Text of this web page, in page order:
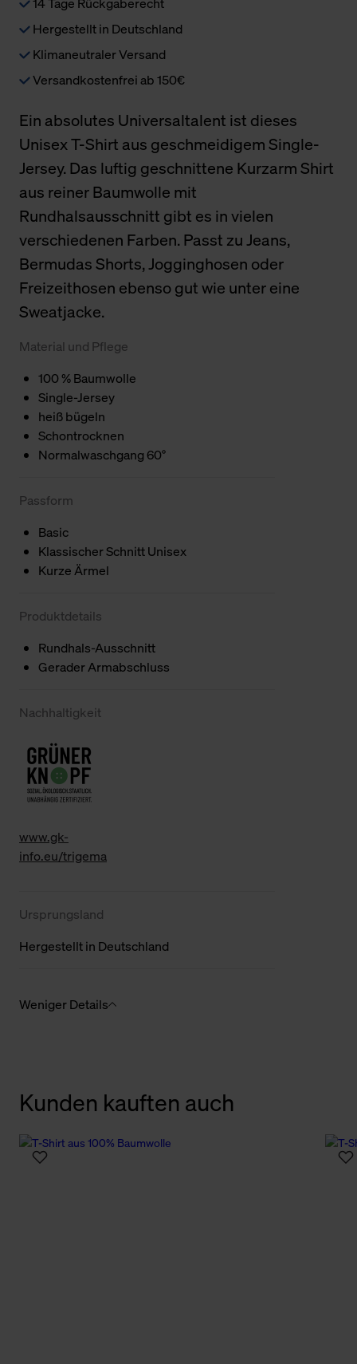
Hergestellt in Deutschland
Klimaneutraler Versand
Versandkostenfrei ab 150€
Ein absolutes Universaltalent ist dieses
Unisex T-Shirt aus geschmeidigem Single-
Jersey. Das luftig geschnittene Kurzarm Shirt
aus reiner Baumwolle mit
Rundhalsausschnitt gibt es in vielen
verschiedenen Farben. Passt zu Jeans,
Bermudas Shorts, Jogginghosen oder
Freizeithosen ebenso gut wie unter eine
Sweatjacke.
Material und Pflege
100 % Baumwolle
Single-Jersey
heiß bügeln
Schontrocknen
Normalwaschgang 60°
Passform
Basic
Klassischer Schnitt Unisex
Kurze Ärmel
Produktdetails
Rundhals-Ausschnitt
Gerader Armabschluss
Nachhaltigkeit
www.gk-
info.eu/trigema
Ursprungsland
Hergestellt in Deutschland
Weniger Details
Kunden kauften auch